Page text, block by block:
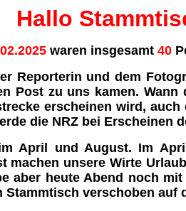
Hallo
waren insgesamt 40
Reporterin und dem
Post zu uns kamen.
erscheinen wird,
die NRZ bei
April und August. Im
unsere Wirte
aber heute Abend noch
verschoben